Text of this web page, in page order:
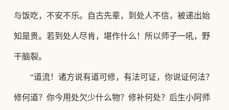
与饭吃，不安不乐。自古先辈，到处人不信，被递出始
知是贵。若到处人尽肯，堪作什么！所以师子一吼，野
干脑裂。
“道流！诸方说有道可修，有法可证，你说证何法？
修何道？你今用处欠少什么物？修补何处？后生小阿师